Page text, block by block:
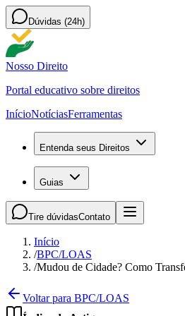
Dúvidas (24h)
Nosso Direito
Portal educativo sobre direitos
InícioNotíciasFerramentas
Entenda seus Direitos
Guias
Tire dúvidasContato
Início
/BPC/LOAS
/Mudou de Cidade? Como
Voltar para BPC/LOAS